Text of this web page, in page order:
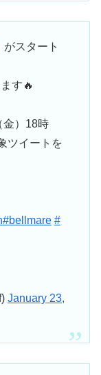
がスタート
す🔥
金）18時
ツイートを
#bellmare #
January 23,